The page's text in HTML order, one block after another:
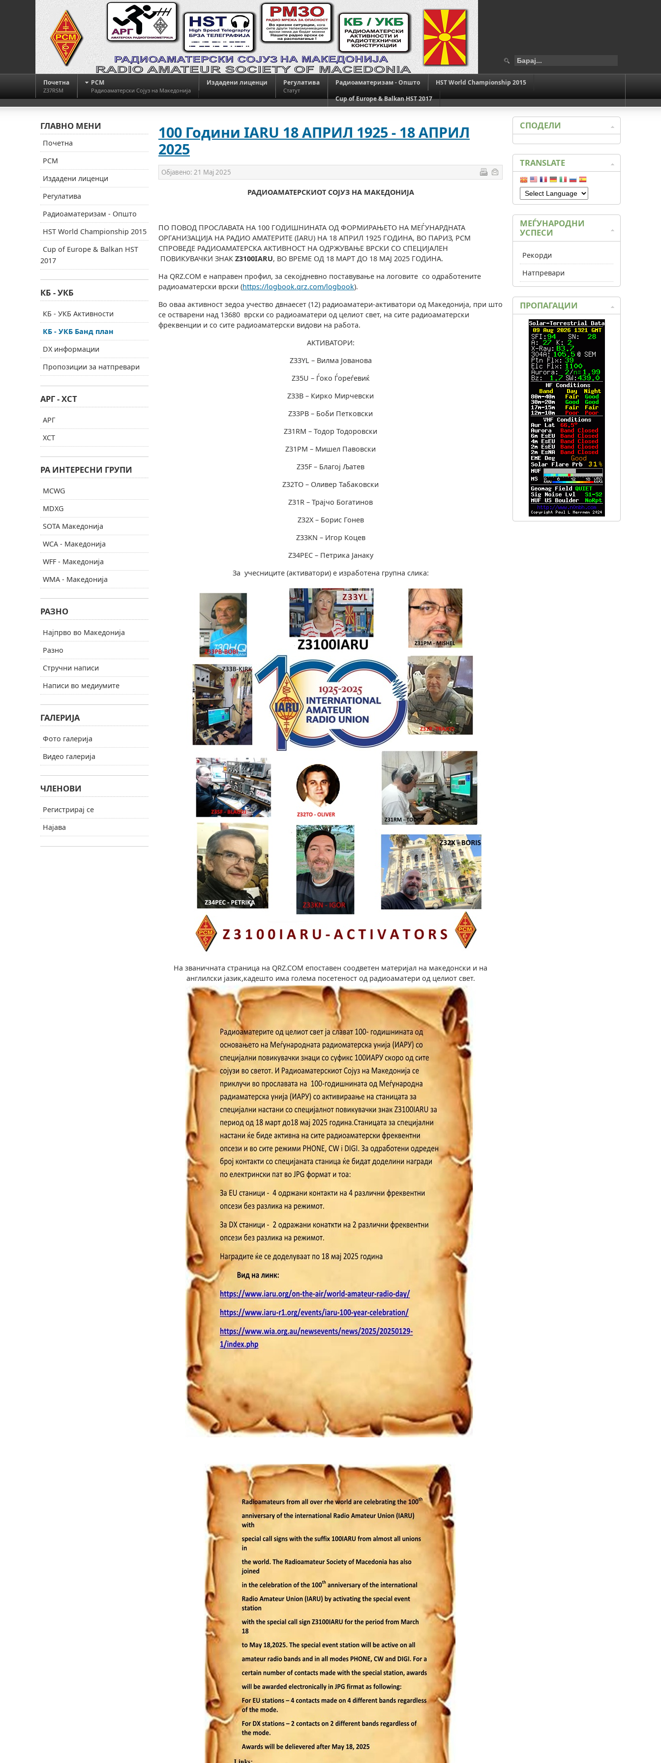
Почетна
Z37RSM
РСМ
Радиоаматерски Сојуз на Македонија
Издадени лиценци Регулатива
Статут
Радиоаматеризам - Општо
HST World Championship 2015
Cup of Europe & Balkan HST 2017
100 Години IARU 18 АПРИЛ 1925 - 18 АПРИЛ
2025
Објавено: 21 Мај 2025
РАДИОАМАТЕРСКИОТ СОЈУЗ НА МАКЕДОНИЈА
ПО ПОВОД ПРОСЛАВАТА НА 100 ГОДИШНИНАТА ОД ФОРМИРАЊЕТО НА МЕЃУНАРДНАТА
ОРГАНИЗАЦИЈА НА РАДИО АМАТЕРИТЕ (IARU) НА 18 АПРИЛ 1925 ГОДИНА, ВО ПАРИЗ, РСМ
СПРОВЕДЕ РАДИОАМАТЕРСКА АКТИВНОСТ НА ОДРЖУВАЊЕ ВРСКИ СО СПЕЦИЈАЛЕН
ПОВИКУВАЧКИ ЗНАК Z3100IARU, ВО ВРЕМЕ ОД 18 МАРТ ДО 18 МАЈ 2025 ГОДИНА.
На QRZ.COM е направен профил, за секојдневно поставување на логовите со одработените
радиоаматерски врски (https://logbook.qrz.com/logbook).
Во оваа активност зедоа учество двнаесет (12) радиоаматери-активатори од Македонија, при што
се остварени над 13680 врски со радиоаматери од целиот свет, на сите радиоаматерски
фреквенции и со сите радиоаматерски видови на работа.
АКТИВАТОРИ:
Z33YL – Вилма Јованова
Z35U – Ѓоко Ѓореѓевиќ
Z33B – Кирко Мирчевски
Z33PB – Боби Петковски
Z31RM – Тодор Тодоровски
Z31PM – Мишел Павовски
Z35F – Благој Љатев
Z32TO – Оливер Табаковски
Z31R – Трајчо Богатинов
Z32X – Борис Гонeв
Z33KN – Игор Коцев
Z34PEC – Петрика Јанаку
За учесниците (активатори) е изработена групна слика:
На званичната страница на QRZ.COM eпоставен соодветен материјал на македонски и на
англилски јазик,кадешто има голема посетеност од радиоаматери од целиот свет.
ГЛАВНО МЕНИ
Почетна
РСМ
Издадени лиценци
Регулатива
Радиоаматеризам - Општо
HST World Championship 2015
Cup of Europe & Balkan HST
2017
КБ - УКБ
КБ - УКБ Активности
КБ - УКБ Банд план
DX информации
Пропозиции за натпревари
АРГ - ХСТ
АРГ
ХСТ
РА ИНТЕРЕСНИ ГРУПИ
MCWG
MDXG
SOTA Македонија
WCA - Македонија
WFF - Македонија
WMA - Македонија
РАЗНО
Најпрво во Македонија
Разно
Стручни написи
Написи во медиумите
ГАЛЕРИЈА
Фото галерија
Видео галерија
ЧЛЕНОВИ
Регистрирај се
Најава
СПОДЕЛИ
TRANSLATE
МЕЃУНАРОДНИ
УСПЕСИ
Рекорди
Натпревари
ПРОПАГАЦИИ